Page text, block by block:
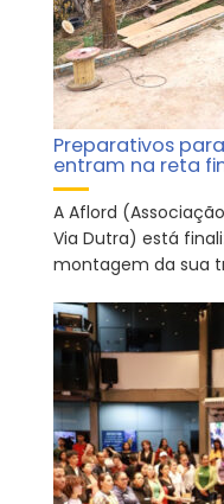
Preparativos
entram na reta
A Aflord
Via Dutra) está
montagem da sua